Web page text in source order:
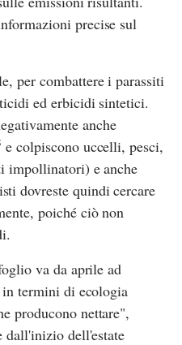
precise sul
per combattere i parassiti
ed erbicidi sintetici.
anche
e colpiscono uccelli, pesci,
impollinatori) e anche
dovreste quindi cercare
poiché ciò non
va da aprile ad
termini di ecologia
producono nettare",
dall'inizio dell'estate